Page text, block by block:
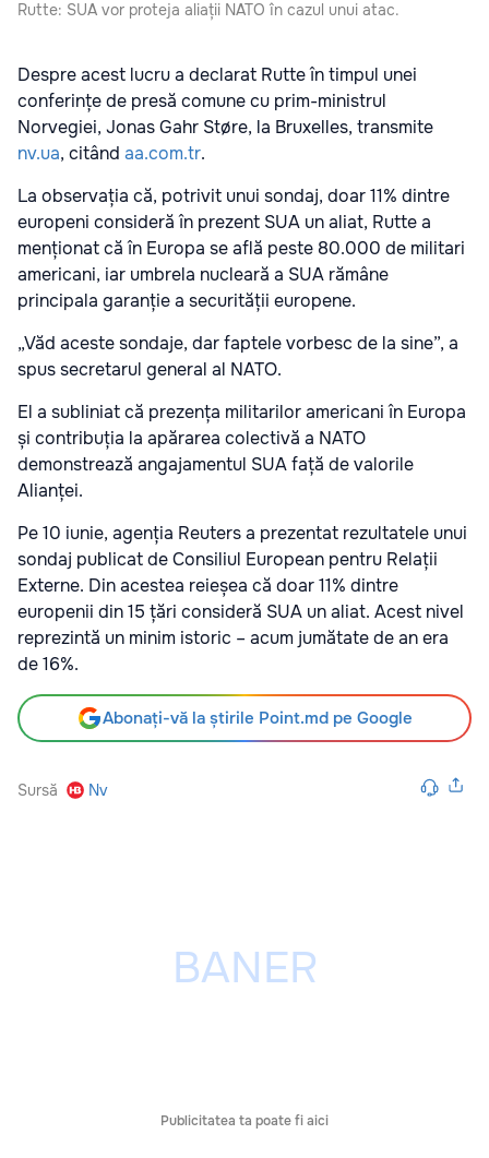
Rutte: SUA vor proteja aliații NATO în cazul unui atac.
Despre acest lucru a declarat Rutte în timpul unei
conferințe de presă comune cu prim-ministrul
Norvegiei, Jonas Gahr Støre, la Bruxelles, transmite
nv.ua, citând aa.com.tr.
La observația că, potrivit unui sondaj, doar 11% dintre
europeni consideră în prezent SUA un aliat, Rutte a
menționat că în Europa se află peste 80.000 de militari
americani, iar umbrela nucleară a SUA rămâne
principala garanție a securității europene.
„Văd aceste sondaje, dar faptele vorbesc de la sine”, a
spus secretarul general al NATO.
El a subliniat că prezența militarilor americani în Europa
și contribuția la apărarea colectivă a NATO
demonstrează angajamentul SUA față de valorile
Alianței.
Pe 10 iunie, agenția Reuters a prezentat rezultatele unui
sondaj publicat de Consiliul European pentru Relații
Externe. Din acestea reieșea că doar 11% dintre
europenii din 15 țări consideră SUA un aliat. Acest nivel
reprezintă un minim istoric – acum jumătate de an era
de 16%.
Abonați-vă la știrile Point.md pe Google
Sursă Nv
Publicitatea ta poate fi aici